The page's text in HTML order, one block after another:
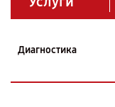
Диагностика